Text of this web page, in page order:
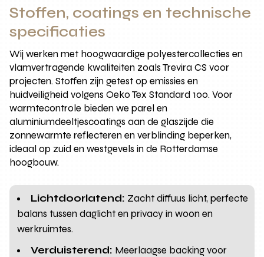
Stoffen, coatings en technische
specificaties
Wij werken met hoogwaardige polyestercollecties en
vlamvertragende kwaliteiten zoals Trevira CS voor
projecten. Stoffen zijn getest op emissies en
huidveiligheid volgens Oeko Tex Standard 100. Voor
warmtecontrole bieden we parel en
aluminiumdeeltjescoatings aan de glaszijde die
zonnewarmte reflecteren en verblinding beperken,
ideaal op zuid en westgevels in de Rotterdamse
hoogbouw.
Lichtdoorlatend: Zacht diffuus licht, perfecte
balans tussen daglicht en privacy in woon en
werkruimtes.
Verduisterend: Meerlaagse backing voor